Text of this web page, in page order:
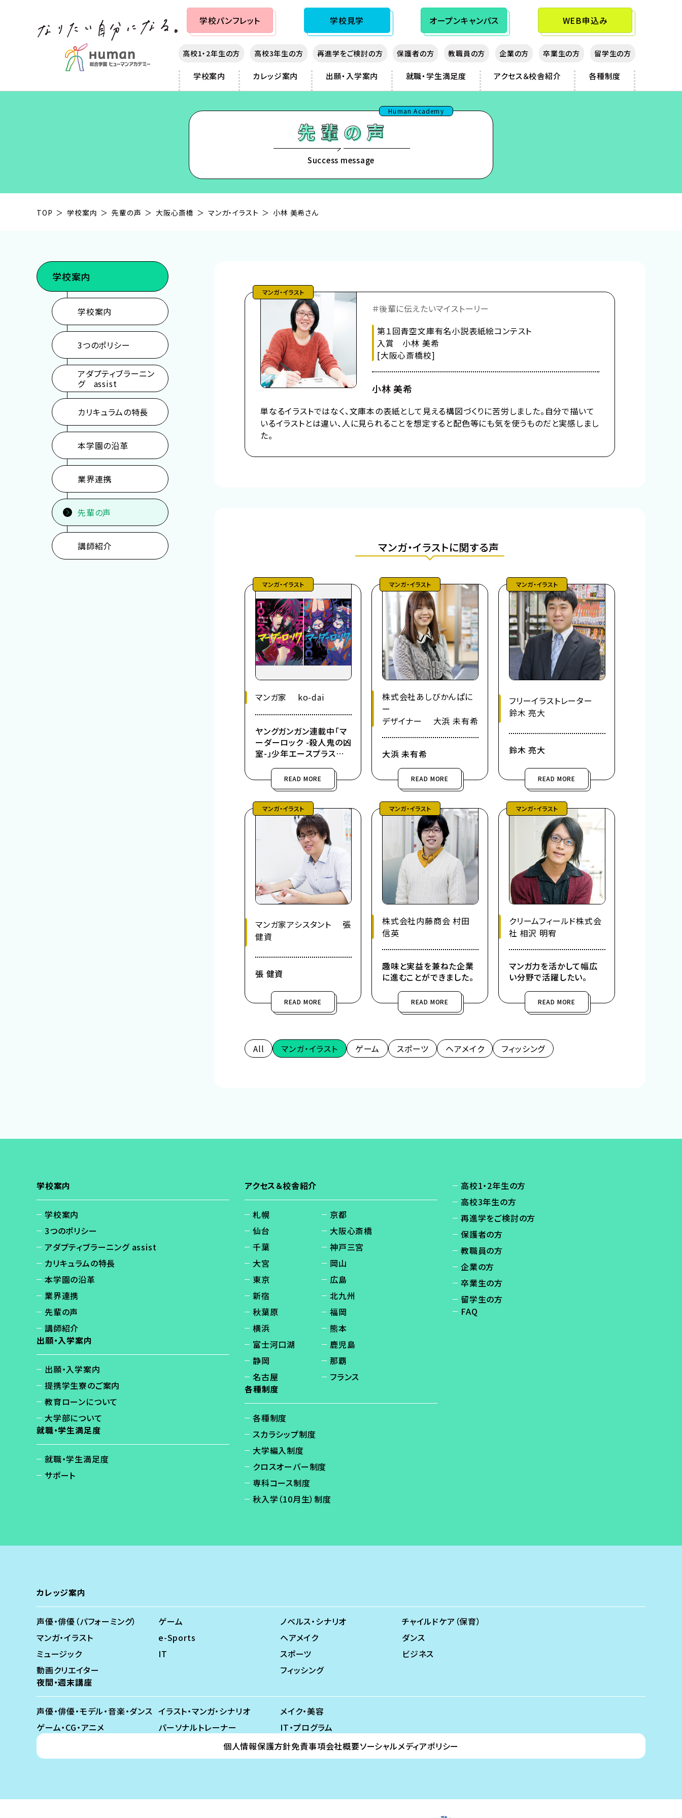
学校パンフレット 学校見学 オープンキャンパス WEB申込み
高校1・2年生の方 高校3年生の方 再進学をご検討の方 保護者の方 教職員の方 企業の方 卒業生の方 留学生の方
学校案内
3つのポリシー
カレッジ案内
ノベルス・シナリオ
夜間・週末講座
出願・入学案内
提携学生寮のご案内
就職・学生満足度 アクセス＆校舎紹介
横浜
那覇
フランス
各種制度
スカラシップ制度
Human Academy
Success message
TOP 学校案内 先輩の声 大阪心斎橋 マンガ・イラスト 小林 美希さん
学校案内
学校案内
3つのポリシー
アダプティブラーニン
グ assist
カリキュラムの特長
本学園の沿革
業界連携
先輩の声
講師紹介
マンガ・イラスト
＃後輩に伝えたいマイストーリー
第１回青空文庫有名小説表紙絵コンテスト
入賞 小林 美希
[大阪心斎橋校]
小林 美希
単なるイラストではなく、文庫本の表紙として見える構図づくりに苦労しました。自分で描いて
いるイラストとは違い、人に見られることを想定すると配色等にも気を使うものだと実感しまし
た。
マンガ・イラストに関する声
マンガ・イラスト
マンガ家 ko-dai
ヤングガンガン連載中「マ
ーダーロック -殺人鬼の凶
室-」少年エースプラス
し屋。」
READ MORE
マンガ・イラスト
株式会社あしびかんぱに
ー
デザイナー 大浜 未有希
大浜 未有希
READ MORE
マンガ・イラスト
フリーイラストレーター
鈴木 亮大
鈴木 亮大
READ MORE
マンガ・イラスト
マンガ家アシスタント 張
健資
張 健資
READ MORE
マンガ・イラスト
株式会社内藤商会 村田
信英
趣味と実益を兼ねた企業
に進むことができました。
READ MORE
マンガ・イラスト
クリームフィールド株式会
社 相沢 明宥
マンガ力を活かして幅広
い分野で活躍したい。
READ MORE
All マンガ・イラスト ゲーム スポーツ ヘアメイク フィッシング
学校案内
学校案内
3つのポリシー
アダプティブラーニング assist
カリキュラムの特長
本学園の沿革
業界連携
先輩の声
講師紹介
出願・入学案内
出願・入学案内
提携学生寮のご案内
教育ローンについて
大学部について
就職・学生満足度
就職・学生満足度
サポート
アクセス＆校舎紹介
札幌
仙台
千葉
大宮
東京
新宿
秋葉原
横浜
富士河口湖
静岡
名古屋
京都
大阪心斎橋
神戸三宮
岡山
広島
北九州
福岡
熊本
鹿児島
那覇
フランス
各種制度
各種制度
スカラシップ制度
大学編入制度
クロスオーバー制度
専科コース制度
秋入学（10月生）制度
高校1・2年生の方
高校3年生の方
再進学をご検討の方
保護者の方
教職員の方
企業の方
卒業生の方
留学生の方
FAQ
カレッジ案内
声優・俳優（パフォーミング）
マンガ・イラスト
ミュージック
動画クリエイター
ゲーム
e-Sports
IT
ノベルス・シナリオ
ヘアメイク
スポーツ
フィッシング
チャイルドケア（保育）
ダンス
ビジネス
夜間・週末講座
声優・俳優・モデル・音楽・ダンス
ゲーム・CG・アニメ
イラスト・マンガ・シナリオ
パーソナルトレーナー
メイク・美容
IT・プログラム
個人情報保護方針免責事項会社概要ソーシャルメディアポリシー